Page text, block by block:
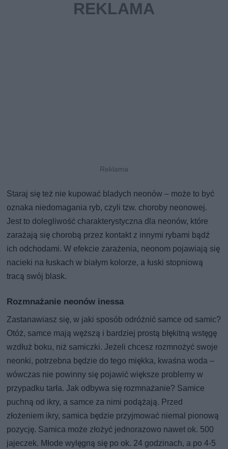
Staraj się też nie kupować bladych neonów – może to być
oznaka niedomagania ryb, czyli tzw. choroby neonowej.
Jest to dolegliwość charakterystyczna dla neonów, które
zarażają się chorobą przez kontakt z innymi rybami bądź
ich odchodami. W efekcie zarażenia, neonom pojawiają się
nacieki na łuskach w białym kolorze, a łuski stopniową
tracą swój blask.
Rozmnażanie neonów inessa
Zastanawiasz się, w jaki sposób odróżnić samce od samic?
Otóż, samce mają węższą i bardziej prostą błękitną wstęgę
wzdłuż boku, niż samiczki. Jeżeli chcesz rozmnożyć swoje
neonki, potrzebna będzie do tego miękka, kwaśna woda –
wówczas nie powinny się pojawić większe problemy w
przypadku tarła. Jak odbywa się rozmnażanie? Samice
puchną od ikry, a samce za nimi podążają. Przed
złożeniem ikry, samica będzie przyjmować niemal pionową
pozycję. Samica może złożyć jednorazowo nawet ok. 500
jajeczek. Młode wylęgną się po ok. 24 godzinach, a po 4-5